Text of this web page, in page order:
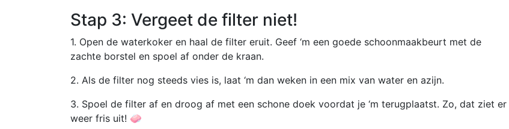
Stap 3: Vergeet de filter niet!
1. Open de waterkoker en haal de filter eruit. Geef ‘m een goede schoonmaakbeurt met de
zachte borstel en spoel af onder de kraan.
2. Als de filter nog steeds vies is, laat ‘m dan weken in een mix van water en azijn.
3. Spoel de filter af en droog af met een schone doek voordat je ‘m terugplaatst. Zo, dat ziet er
weer fris uit! 🧼